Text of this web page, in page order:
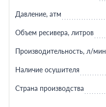
Давление, атм
Объем ресивера, литров
Производительность, л/мин
Наличие осушителя
Страна производства